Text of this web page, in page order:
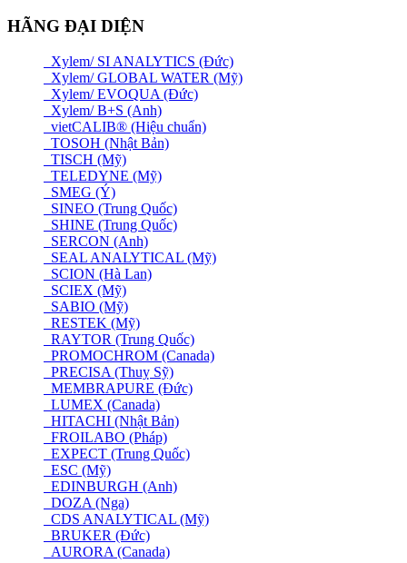
HÃNG ĐẠI DIỆN
Xylem/ SI ANALYTICS (Đức)
Xylem/ GLOBAL WATER (Mỹ)
Xylem/ EVOQUA (Đức)
Xylem/ B+S (Anh)
vietCALIB® (Hiệu chuẩn)
TOSOH (Nhật Bản)
TISCH (Mỹ)
TELEDYNE (Mỹ)
SMEG (Ý)
SINEO (Trung Quốc)
SHINE (Trung Quốc)
SERCON (Anh)
SEAL ANALYTICAL (Mỹ)
SCION (Hà Lan)
SCIEX (Mỹ)
SABIO (Mỹ)
RESTEK (Mỹ)
RAYTOR (Trung Quốc)
PROMOCHROM (Canada)
PRECISA (Thuỵ Sỹ)
MEMBRAPURE (Đức)
LUMEX (Canada)
HITACHI (Nhật Bản)
FROILABO (Pháp)
EXPECT (Trung Quốc)
ESC (Mỹ)
EDINBURGH (Anh)
DOZA (Nga)
CDS ANALYTICAL (Mỹ)
BRUKER (Đức)
AURORA (Canada)